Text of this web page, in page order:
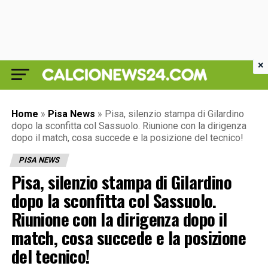
Home » Pisa News » Pisa, silenzio stampa di Gilardino
dopo la sconfitta col Sassuolo. Riunione con la dirigenza
dopo il match, cosa succede e la posizione del tecnico!
PISA NEWS
Pisa, silenzio stampa di Gilardino
dopo la sconfitta col Sassuolo.
Riunione con la dirigenza dopo il
match, cosa succede e la posizione
del tecnico!
×